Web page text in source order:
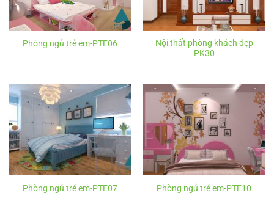
Phòng ngủ trẻ em-PTE06
Nội thất phòng khách đẹp
PK30
Phòng ngủ trẻ em-PTE07 Phòng ngủ trẻ em-PTE10